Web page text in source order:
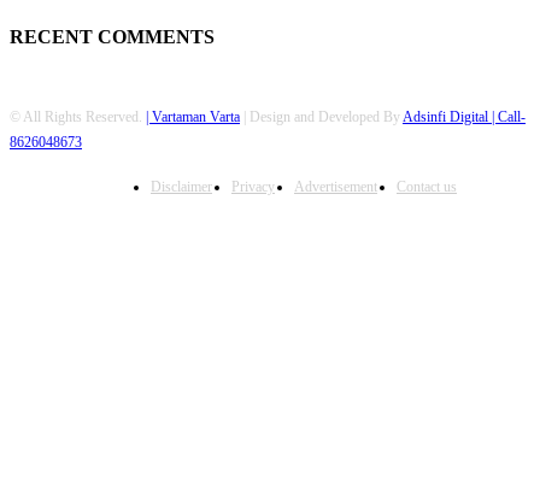
RECENT COMMENTS
© All Rights Reserved. | Vartaman Varta | Design and Developed ByAdsinfi Digital | Call-
8626048673
Disclaimer Privacy Advertisement Contact us